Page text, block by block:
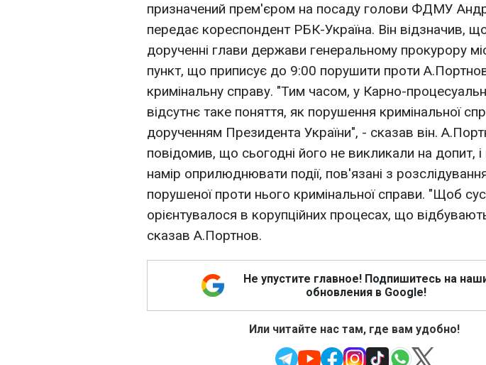
призначений прем'єром на посаду голови ФДМУ
передає кореспондент РБК-Україна. Він відзначив,
дорученні глави держави генеральному прокурору
пункт, що приписує до 9:00 порушити проти
кримінальну справу. "Тим часом, у Карно-
відсутнє таке поняття, як порушення кримінальної
дорученням Президента України", - сказав він.
повідомив, що сьогодні його не викликали на допит,
намір оприлюднювати події, пов'язані з
порушеної проти нього кримінальної справи. "Щоб
орієнтувалося в корупційних процесах, що
сказав А.Портнов.
Не упустите главное! Подпишитесь на
обновления в Google!
Или читайте нас там, где вам удобно!